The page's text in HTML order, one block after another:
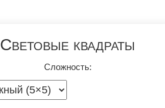
Световые квадраты
Сложность: